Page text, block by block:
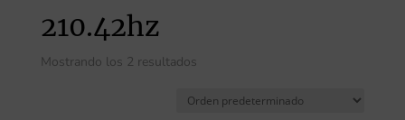
210.42hz
Mostrando los 2 resultados